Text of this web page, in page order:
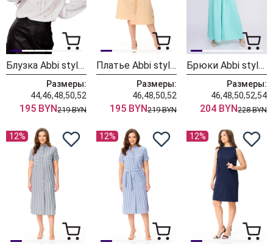
Блузка Abbi style 2311 белый
Размеры:
44,46,48,50,52
195 BYN219 BYN
Платье Abbi style 1026
Размеры:
46,48,50,52
195 BYN219 BYN
Брюки Abbi style 2030 бирюзовый
Размеры:
46,48,50,52,54
204 BYN228 BYN
12% 12% 12%